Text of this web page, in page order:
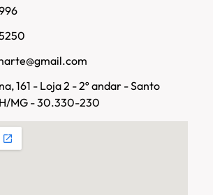
161 - Loja 2 - 2º andar - Santo
MG - 30.330-230